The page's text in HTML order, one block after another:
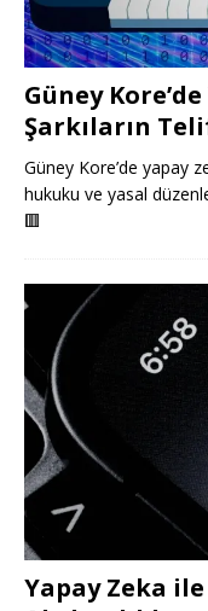
Güney
Şarkıların
Güney Kore’de yapay
hukuku ve yasal
🟥
Yapay Zeka